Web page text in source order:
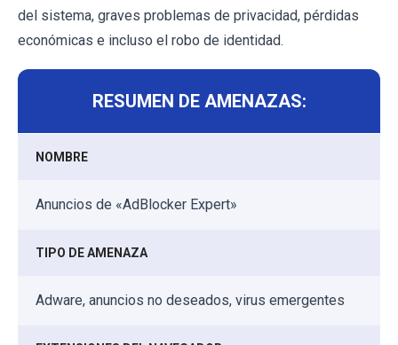
del sistema, graves problemas de privacidad, pérdidas
económicas e incluso el robo de identidad.
RESUMEN DE AMENAZAS:
NOMBRE
Anuncios de «AdBlocker Expert»
TIPO DE AMENAZA
Adware, anuncios no deseados, virus emergentes